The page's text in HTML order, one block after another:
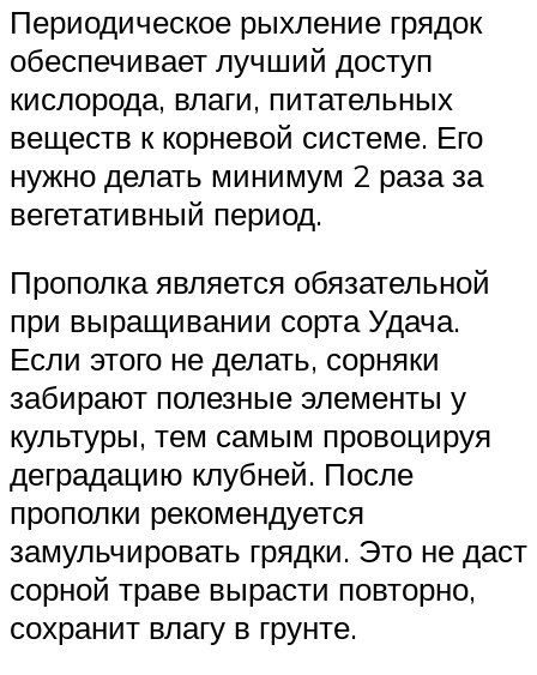
Периодическое рыхление грядок
обеспечивает лучший доступ
кислорода, влаги, питательных
веществ к корневой системе. Его
нужно делать минимум 2 раза за
вегетативный период.
Прополка является обязательной
при выращивании сорта Удача.
Если этого не делать, сорняки
забирают полезные элементы у
культуры, тем самым провоцируя
деградацию клубней. После
прополки рекомендуется
замульчировать грядки. Это не даст
сорной траве вырасти повторно,
сохранит влагу в грунте.